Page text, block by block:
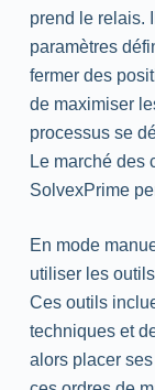
prend le relais.
paramètres
fermer des
de maximiser
processus se
Le marché des
SolvexPrime
En mode
utiliser les
Ces outils
techniques et
alors placer